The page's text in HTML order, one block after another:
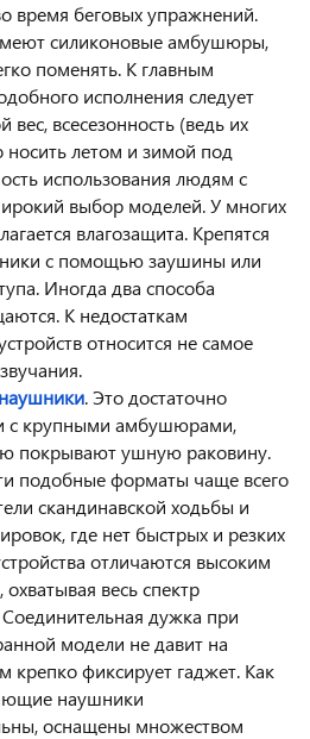
время беговых упражнений.
силиконовые амбушюры,
поменять. К главным
исполнения следует
вес, всесезонность (ведь их
летом и зимой под
использования людям с
выбор моделей. У многих
влагозащита. Крепятся
с помощью заушины или
Иногда два способа
К недостаткам
относится не самое
. Это достаточно
с крупными амбушюрами,
покрывают ушную раковину.
подобные форматы чаще всего
скандинавской ходьбы и
где нет быстрых и резких
отличаются высоким
весь спектр
Соединительная дужка при
модели не давит на
крепко фиксирует гаджет. Как
наушники
оснащены множеством